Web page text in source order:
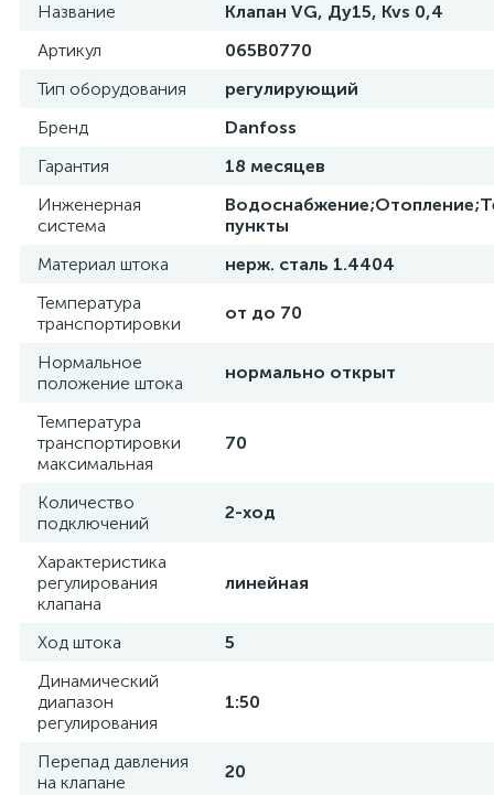
Название
Клапан VG, Ду15, Kvs 0,4
Артикул
065B0770
Тип оборудования
регулирующий
Бренд
Danfoss
Гарантия
18 месяцев
Инженерная
система
пункты
Материал штока
нерж. сталь 1.4404
Температура
транспортировки
от до 70
Нормальное
положение штока
нормально открыт
Температура
транспортировки
максимальная
70
Количество
подключений
2-ход
Характеристика
регулирования
клапана
линейная
Ход штока
5
Динамический
диапазон
регулирования
1:50
Перепад давления
на клапане
20